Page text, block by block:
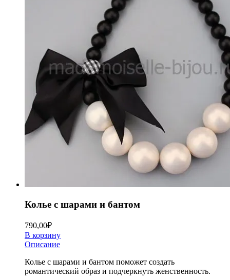
Колье с шарами и бантом
790,00₽
В корзину
Описание
Колье с шарами и бантом поможет создать
романтический образ и подчеркнуть женственность.